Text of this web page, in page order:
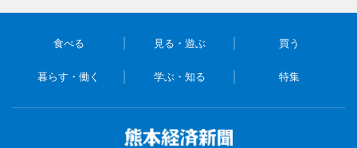
食べる 見る・遊ぶ 買う
暮らす・働く 学ぶ・知る 特集